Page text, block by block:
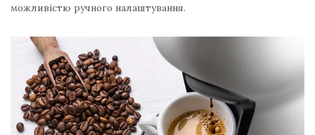
можливістю ручного налаштування.